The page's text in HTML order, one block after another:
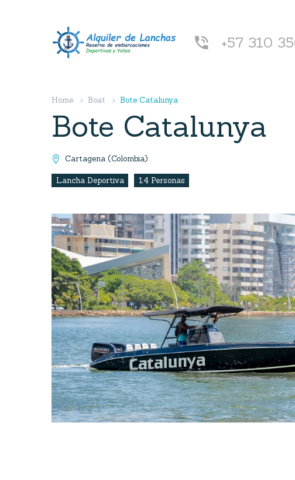

 +57 310
Home Boat Bote Catalunya
Bote Catalunya
 Cartagena (Colombia)
Lancha Deportiva 14 Personas